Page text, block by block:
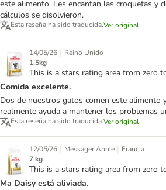
este alimento. Les encantan las croquetas y
cálculos se disolvieron.
Esta reseña ha sido traducida.Ver original
14/05/26 | Reino Unido
1.5kg
This is a stars rating area from zero
Comida excelente.
Dos de nuestros gatos comen este alimento
realmente ayuda a mantener los problemas
Esta reseña ha sido traducida.Ver original
12/05/26 | Messager Annie | Francia
7 kg
This is a stars rating area from zero
Ma Daisy está aliviada.